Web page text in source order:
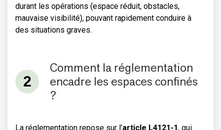
durant les opérations (espace réduit, obstacles,
mauvaise visibilité), pouvant rapidement conduire à
des situations graves.
Comment la réglementation
encadre les espaces confinés
?
La réglementation repose sur l’article L4121-1, qui